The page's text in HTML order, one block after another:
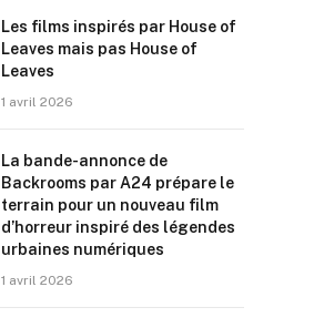
Les films inspirés par House of
Leaves mais pas House of
Leaves
1 avril 2026
La bande-annonce de
Backrooms par A24 prépare le
terrain pour un nouveau film
d’horreur inspiré des légendes
urbaines numériques
1 avril 2026